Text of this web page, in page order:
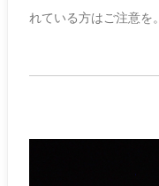
れている方はご注意を。